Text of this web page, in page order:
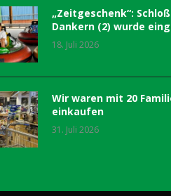
„Zeitgeschenk“: Schloß
Dankern (2) wurde
18. Juli 2026
Wir waren mit 20
einkaufen
31. Juli 2026